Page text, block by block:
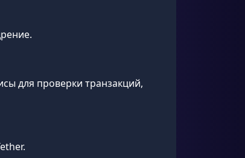
для проверки транзакций,